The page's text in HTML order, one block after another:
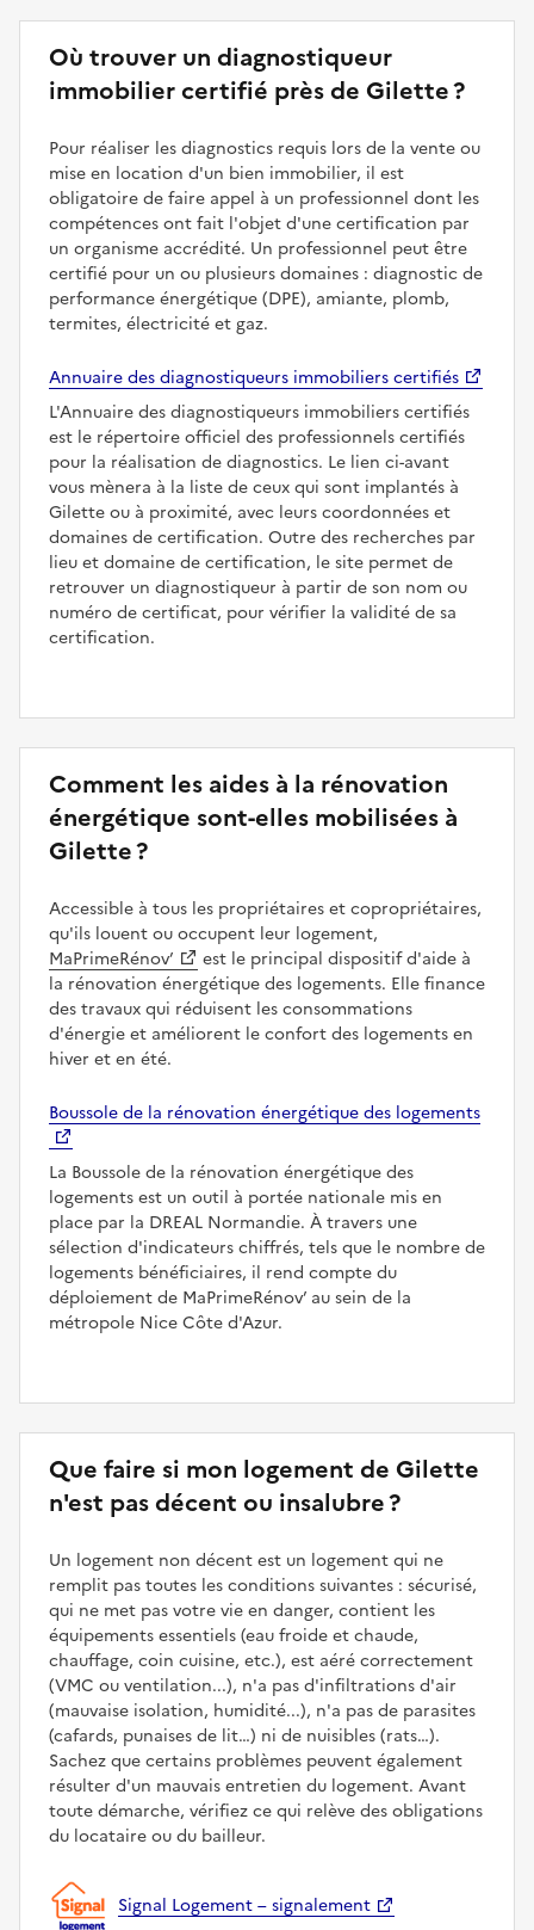
Où trouver un diagnostiqueur
immobilier certifié près de Gilette ?
Pour réaliser les diagnostics requis lors de la vente ou
mise en location d'un bien immobilier, il est
obligatoire de faire appel à un professionnel dont les
compétences ont fait l'objet d'une certification par
un organisme accrédité. Un professionnel peut être
certifié pour un ou plusieurs domaines : diagnostic de
performance énergétique (DPE), amiante, plomb,
termites, électricité et gaz.
Annuaire des diagnostiqueurs immobiliers certifiés
L'Annuaire des diagnostiqueurs immobiliers certifiés
est le répertoire officiel des professionnels certifiés
pour la réalisation de diagnostics. Le lien ci-avant
vous mènera à la liste de ceux qui sont implantés à
Gilette ou à proximité, avec leurs coordonnées et
domaines de certification. Outre des recherches par
lieu et domaine de certification, le site permet de
retrouver un diagnostiqueur à partir de son nom ou
numéro de certificat, pour vérifier la validité de sa
certification.
Comment les aides à la rénovation
énergétique sont-elles mobilisées à
Gilette ?
Accessible à tous les propriétaires et copropriétaires,
qu'ils louent ou occupent leur logement,
MaPrimeRénov’
est le principal dispositif d'aide à
la rénovation énergétique des logements. Elle finance
des travaux qui réduisent les consommations
d'énergie et améliorent le confort des logements en
hiver et en été.
Boussole de la rénovation énergétique des logements
La Boussole de la rénovation énergétique des
logements est un outil à portée nationale mis en
place par la DREAL Normandie. À travers une
sélection d'indicateurs chiffrés, tels que le nombre de
logements bénéficiaires, il rend compte du
déploiement de MaPrimeRénov’ au sein de la
métropole Nice Côte d'Azur.
Que faire si mon logement de Gilette
n'est pas décent ou insalubre ?
Un logement non décent est un logement qui ne
remplit pas toutes les conditions suivantes : sécurisé,
qui ne met pas votre vie en danger, contient les
équipements essentiels (eau froide et chaude,
chauffage, coin cuisine, etc.), est aéré correctement
(VMC ou ventilation...), n'a pas d'infiltrations d'air
(mauvaise isolation, humidité...), n'a pas de parasites
(cafards, punaises de lit…) ni de nuisibles (rats…).
Sachez que certains problèmes peuvent également
résulter d'un mauvais entretien du logement. Avant
toute démarche, vérifiez ce qui relève des obligations
du locataire ou du bailleur.
Signal Logement – signalement